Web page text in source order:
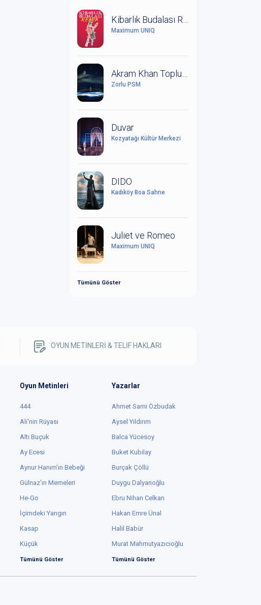
Maximum UNIQ
Zorlu PSM
Duvar
Kozyatağı Kültür Merkezi
DIDO
Kadıköy Boa Sahne
Juliet ve Romeo
Maximum UNIQ
Tümünü Göster
OYUN METİNLERİ & TELİF HAKLARI
Oyun Metinleri
444
Ali'nin Rüyası
Altı Buçuk
Ay Ecesi
Aynur Hanım'ın Bebeği
Gülnaz'ın Memeleri
He-Go
İçimdeki Yangın
Kasap
Küçük
Tümünü Göster
Yazarlar
Ahmet Sami Özbudak
Aysel Yıldırım
Balca Yücesoy
Buket Kubilay
Burçak Çöllü
Duygu Dalyanoğlu
Ebru Nihan Celkan
Hakan Emre Ünal
Halil Babür
Murat Mahmutyazıcıoğlu
Tümünü Göster